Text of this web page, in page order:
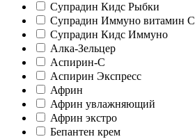
Супрадин Кидс Рыбки
Супрадин Иммуно витамин С
Супрадин Кидс Иммуно
Алка-Зельцер
Аспирин-C
Аспирин Экспресс
Африн
Африн увлажняющий
Африн экстро
Бепантен крем